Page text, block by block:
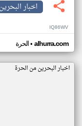
اخبار البحرين
IQ86WV
الحرة• alhurra.com
اخبار البحرين من الحرة